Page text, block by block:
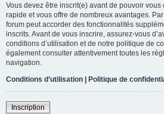
Vous devez être inscrit(e) avant de pouvoir vous
rapide et vous offre de nombreux avantages.
forum peut accorder des fonctionnalités
inscrits. Avant de vous inscrire, assurez-vous
conditions d’utilisation et de notre politique de
également consulter attentivement toutes les
navigation.
Conditions d’utilisation | Politique de
Inscription